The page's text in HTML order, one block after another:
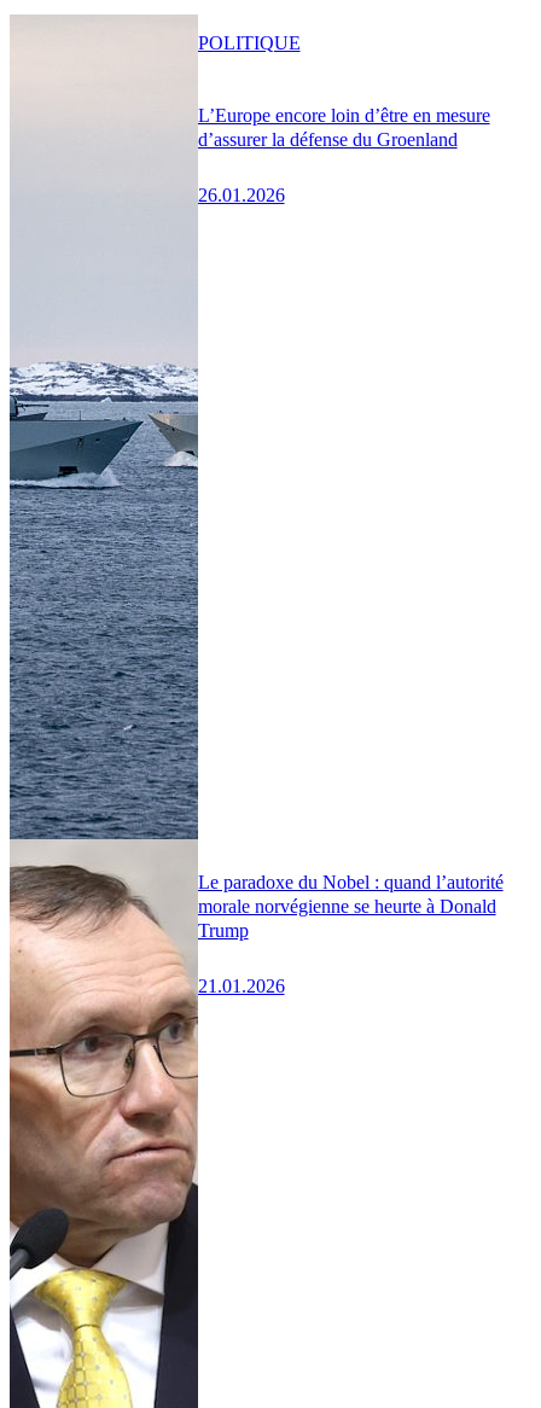
L’Europe encore loin d’être en mesure
d’assurer la défense du Groenland
26.01.2026
POLITIQUE
Le paradoxe du Nobel : quand l’autorité
morale norvégienne se heurte à Donald
Trump
21.01.2026